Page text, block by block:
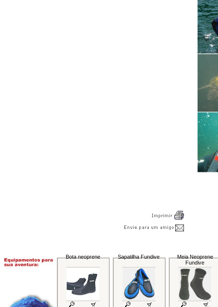
Bota neoprene Sapatilha Fundive
Meia Neoprene
Fundive